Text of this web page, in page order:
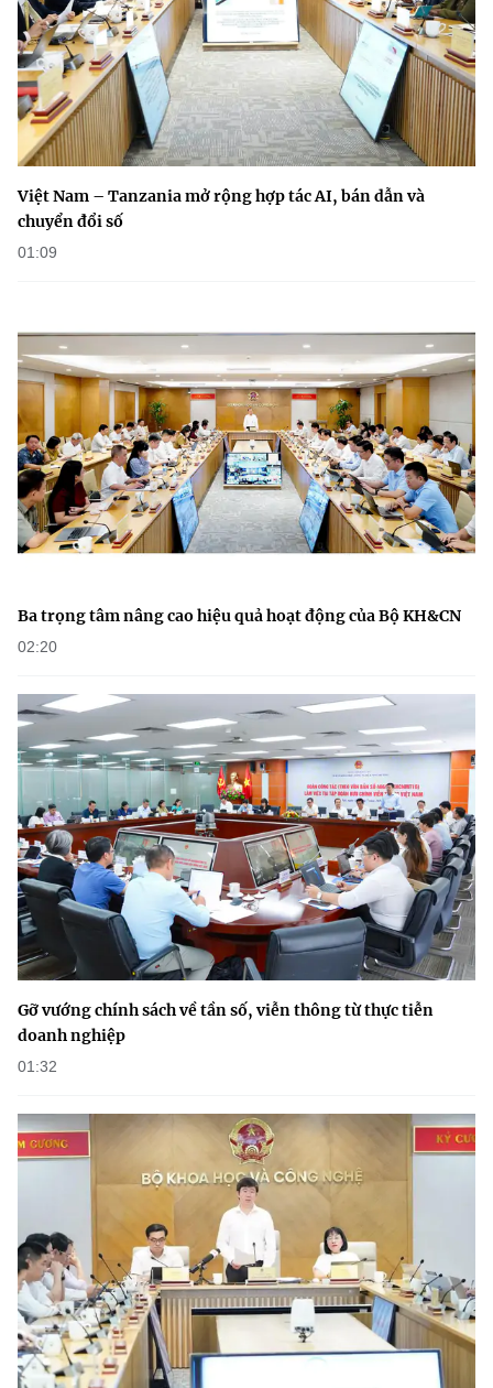
Việt Nam – Tanzania mở rộng hợp tác AI, bán dẫn và
chuyển đổi số
01:09
Ba trọng tâm nâng cao hiệu quả hoạt động của Bộ KH&CN
02:20
Gỡ vướng chính sách về tần số, viễn thông từ thực tiễn
doanh nghiệp
01:32